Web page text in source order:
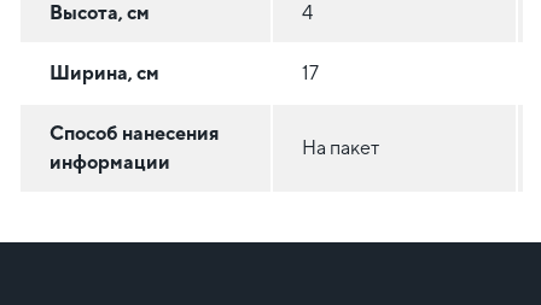
Высота, см 4
Ширина, см 17
Способ нанесения
информации
На пакет